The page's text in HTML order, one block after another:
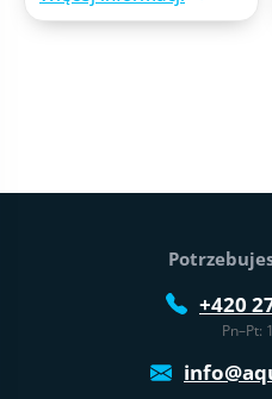
Stopka strony
+420
Pn–Pt: